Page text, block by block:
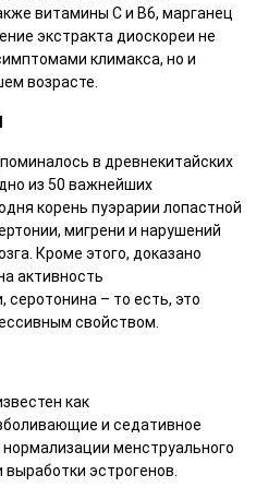
витамины С и В6, марганец
экстракта диоскореи не
климакса, но и
возрасте.
в древнекитайских
из 50 важнейших
корень пуэрарии лопастной
мигрени и нарушений
Кроме этого, доказано
активность
серотонина – то есть, это
свойством.
как
и седативное
менструального
эстрогенов.